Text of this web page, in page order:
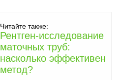
Читайте также:
Рентген-исследование
маточных труб:
насколько эффективен
метод?